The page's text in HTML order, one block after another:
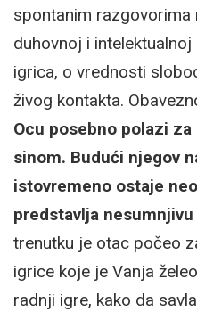
spontanim razgovorima
duhovnoj i
igrica, o vrednosti
živog kontakta.
Ocu posebno polazi
sinom. Budući njegov
istovremeno ostaje
predstavlja
trenutku je otac počeo
igrice koje je Vanja
radnji igre, kako da